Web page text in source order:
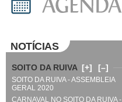
NOTÍCIAS
SOITO DA RUIVA [+] [–]
SOITO DA RUIVA - ASSEMBLEIA
GERAL 2020
CARNAVAL NO SOITO DA RUIVA -